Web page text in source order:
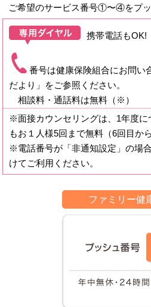
ご希望のサービス番号①〜④をプッ
携帯電話もOK!
番号は健康保険組合にお問い
だより」をご参照ください。
相談料・通話料は無料（※）
※面接カウンセリングは、1年度に
もお１人様5回まで無料（6回目か
※電話番号が「非通知設定」の場
けてご利用ください。
ファミリー健